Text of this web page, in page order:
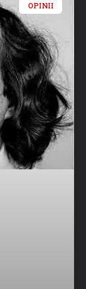
OPINII